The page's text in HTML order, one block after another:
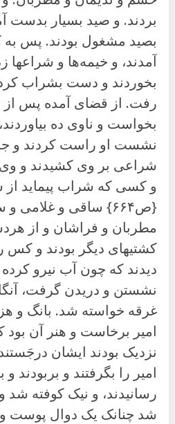
بردند. و صید بسیار بدست
بصید مشغول بودند. پس به
آمدند، و خیمه‌ها و شراعها
بخوردند و دست بشراب
رفت. از قضای آمده پس از
بخواست و ناوی ده
نشست او راست کردند و
شراعی بر وی کشیدند و وی
و کسی که شراب پیماید از
{ص۶۶۴} ساقی و غلامی
مطربان و فراشان و از
کشتیهای دیگر بودند و کس
دیدند که چون آب نیرو
نشستن و دریدن گرفت،
غرقه خواسته شد. بانگ و
امیر برخاست و هنر آن بود
نزدیک بودند ایشان
امیر را بگرفتند و بربودند
رسانیدند، و نیک کوفته شد
شد چنانک یک دوال